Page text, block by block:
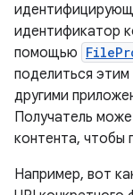
идентификатор
помощью
поделиться
другими
Получатель
контента, чтобы
Например, вот